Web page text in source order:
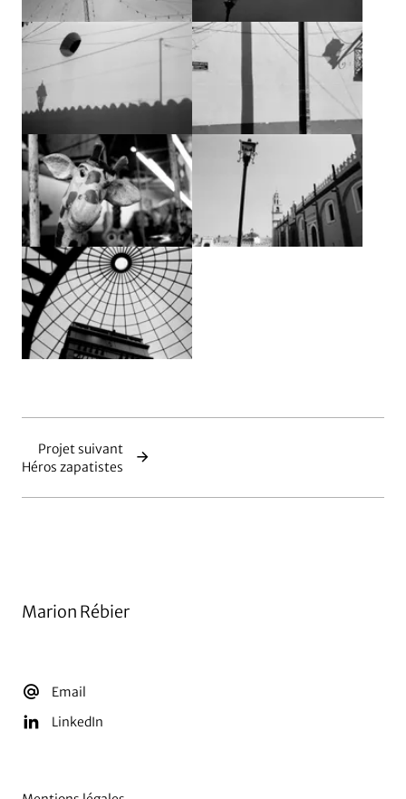
Agrandir Agrandir
Agrandir Agrandir
Agrandir
Projet suivant
Héros zapatistes
Marion Rébier
Email
LinkedIn